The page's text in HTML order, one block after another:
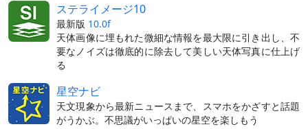
ステライメージ10
最新版 10.0f
天体画像に埋もれた微細な情報を最大限に引き出し、不
要なノイズは徹底的に除去して美しい天体写真に仕上げ
る
星空ナビ
天文現象から最新ニュースまで、スマホをかざすと話題
がうかぶ。不思議がいっぱいの星空を楽しもう